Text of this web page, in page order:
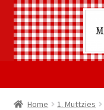
naar
de
Welkom
Home 1. Muttzies